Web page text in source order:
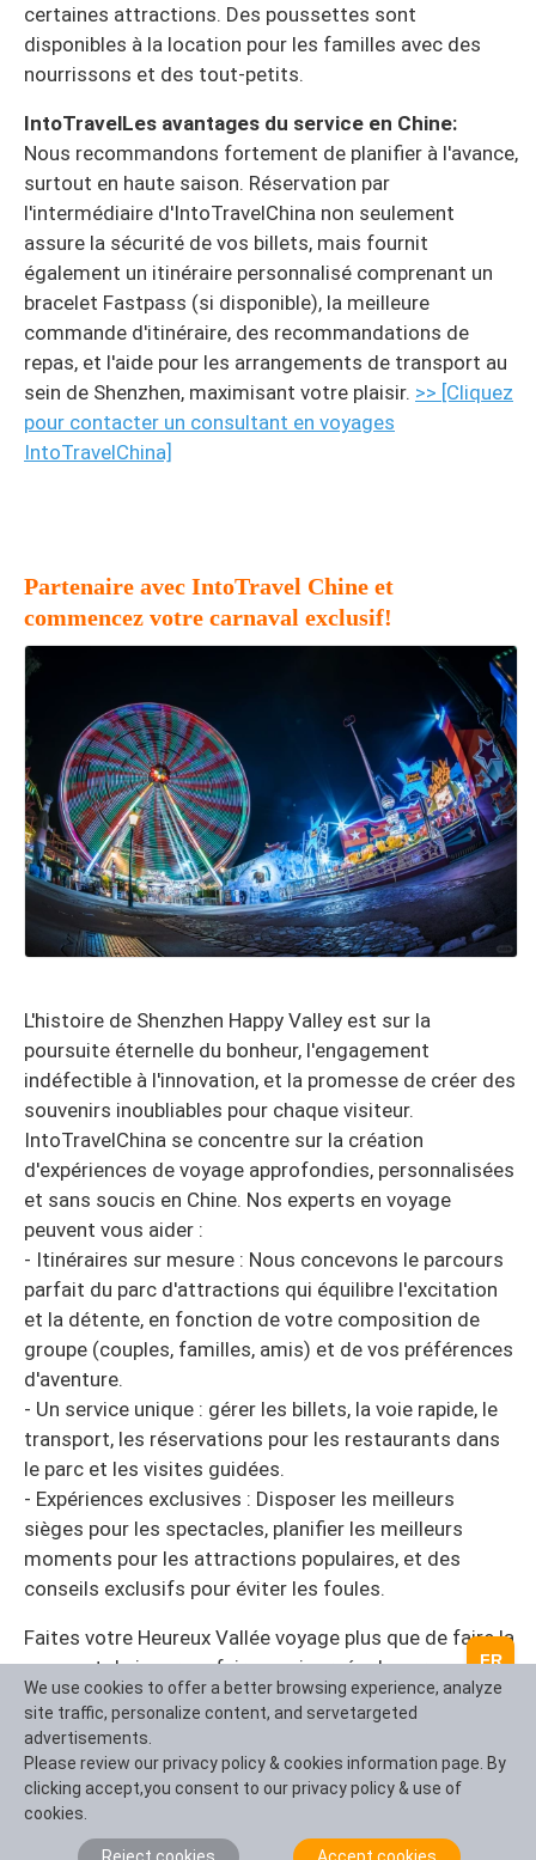
certaines attractions. Des poussettes sont
disponibles à la location pour les familles avec des
nourrissons et des tout-petits.
IntoTravelLes avantages du service en Chine:
Nous recommandons fortement de planifier à l'avance,
surtout en haute saison. Réservation par
l'intermédiaire d'IntoTravelChina non seulement
assure la sécurité de vos billets, mais fournit
également un itinéraire personnalisé comprenant un
bracelet Fastpass (si disponible), la meilleure
commande d'itinéraire, des recommandations de
repas, et l'aide pour les arrangements de transport au
sein de Shenzhen, maximisant votre plaisir. >> [Cliquez
pour contacter un consultant en voyages
IntoTravelChina]
Partenaire avec IntoTravel Chine et
commencez votre carnaval exclusif!
L'histoire de Shenzhen Happy Valley est sur la
poursuite éternelle du bonheur, l'engagement
indéfectible à l'innovation, et la promesse de créer des
souvenirs inoubliables pour chaque visiteur.
IntoTravelChina se concentre sur la création
d'expériences de voyage approfondies, personnalisées
et sans soucis en Chine. Nos experts en voyage
peuvent vous aider :
- Itinéraires sur mesure : Nous concevons le parcours
parfait du parc d'attractions qui équilibre l'excitation
et la détente, en fonction de votre composition de
groupe (couples, familles, amis) et de vos préférences
d'aventure.
- Un service unique : gérer les billets, la voie rapide, le
transport, les réservations pour les restaurants dans
le parc et les visites guidées.
- Expériences exclusives : Disposer les meilleurs
sièges pour les spectacles, planifier les meilleurs
moments pour les attractions populaires, et des
conseils exclusifs pour éviter les foules.
Faites votre Heureux Vallée voyage plus que de faire la
queue et de jouer; en faire une journée de carnaval
efficace, agréable et surprenante parfaite.
Commencez à planifier votre voyage maintenant!
Bienvenue à contacter nos conseillers professionnels
en voyage. Nous vous fournirons un itinéraire
personnalisé et un devis dans les 24 heures.
[Cliquez pour contacter un consultant en voyages
FR
We use cookies to offer a better browsing experience, analyze
site traffic, personalize content, and servetargeted
advertisements.
Please review our privacy policy & cookies information page. By
clicking accept,you consent to our privacy policy & use of
cookies.